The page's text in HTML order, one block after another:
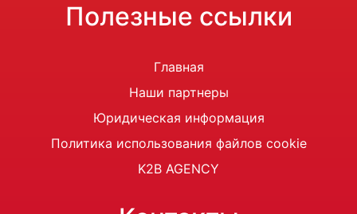
Полезные ссылки
Главная
Наши партнеры
Юридическая информация
Политика использования файлов cookie
K2B AGENCY